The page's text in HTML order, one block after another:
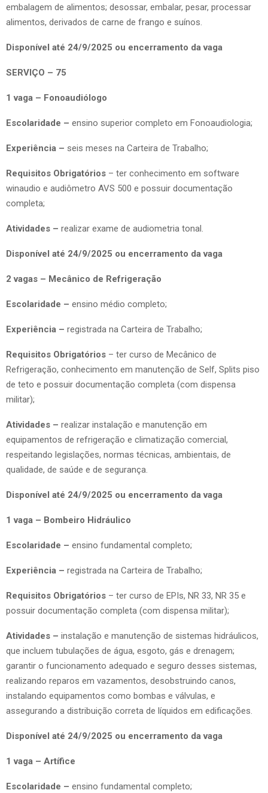
embalagem de alimentos; desossar, embalar, pesar, processar
alimentos, derivados de carne de frango e suínos.
Disponível até 24/9/2025 ou encerramento da vaga
SERVIÇO – 75
1 vaga – Fonoaudiólogo
Escolaridade – ensino superior completo em Fonoaudiologia;
Experiência – seis meses na Carteira de Trabalho;
Requisitos Obrigatórios – ter conhecimento em software
winaudio e audiômetro AVS 500 e possuir documentação
completa;
Atividades – realizar exame de audiometria tonal.
Disponível até 24/9/2025 ou encerramento da vaga
2 vagas – Mecânico de Refrigeração
Escolaridade – ensino médio completo;
Experiência – registrada na Carteira de Trabalho;
Requisitos Obrigatórios – ter curso de Mecânico de
Refrigeração, conhecimento em manutenção de Self, Splits piso
de teto e possuir documentação completa (com dispensa
militar);
Atividades – realizar instalação e manutenção em
equipamentos de refrigeração e climatização comercial,
respeitando legislações, normas técnicas, ambientais, de
qualidade, de saúde e de segurança.
Disponível até 24/9/2025 ou encerramento da vaga
1 vaga – Bombeiro Hidráulico
Escolaridade – ensino fundamental completo;
Experiência – registrada na Carteira de Trabalho;
Requisitos Obrigatórios – ter curso de EPIs, NR 33, NR 35 e
possuir documentação completa (com dispensa militar);
Atividades – instalação e manutenção de sistemas hidráulicos,
que incluem tubulações de água, esgoto, gás e drenagem;
garantir o funcionamento adequado e seguro desses sistemas,
realizando reparos em vazamentos, desobstruindo canos,
instalando equipamentos como bombas e válvulas, e
assegurando a distribuição correta de líquidos em edificações.
Disponível até 24/9/2025 ou encerramento da vaga
1 vaga – Artífice
Escolaridade – ensino fundamental completo;